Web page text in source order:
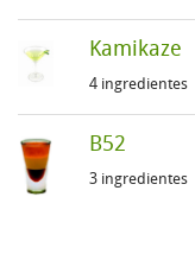
Kamikaze
4 ingredientes
B52
3 ingredientes